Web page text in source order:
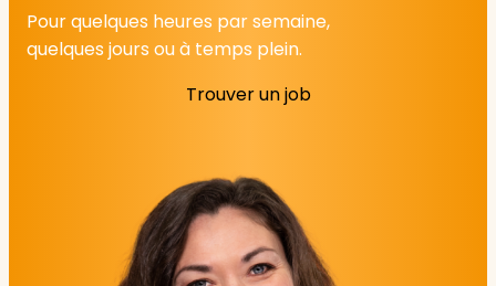
Pour quelques heures par semaine,
quelques jours ou à temps plein.
Trouver un job